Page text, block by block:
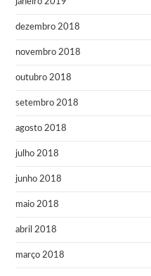
dezembro 2018
novembro 2018
outubro 2018
setembro 2018
agosto 2018
julho 2018
junho 2018
maio 2018
abril 2018
março 2018